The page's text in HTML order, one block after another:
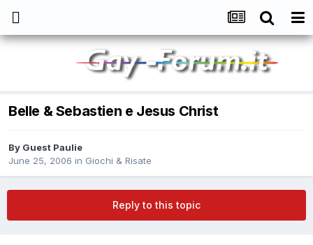
Belle & Sebastien e Jesus Christ
By Guest Paulie
June 25, 2006 in Giochi & Risate
Reply to this topic